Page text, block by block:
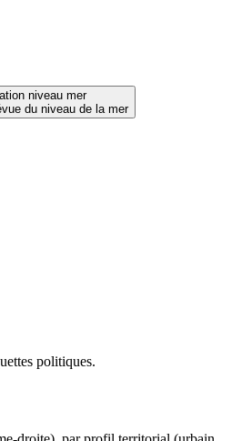
niveau mer
du niveau de la mer
politiques.